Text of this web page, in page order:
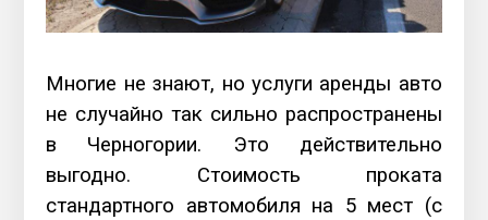
Многие не знают, но услуги аренды авто
не случайно так сильно распространены
в Черногории. Это действительно
выгодно. Стоимость проката
стандартного автомобиля на 5 мест (с